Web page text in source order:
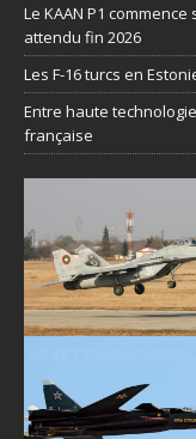
Le KAAN P1
attendu fin 2026
Les F-16 turcs en
Entre haute
française